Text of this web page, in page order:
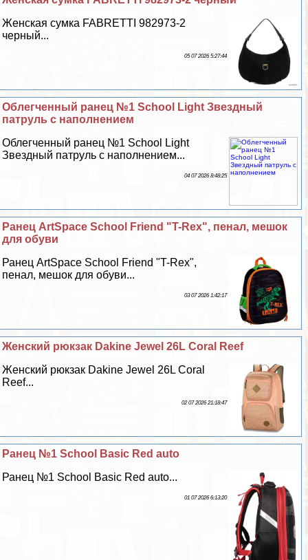
Женская сумка FABRETTI 982973-2
черный...
05 07 2026 5:27:44
Облегченный ранец №1 School Light Звездный
патруль с наполнением
Облегченный ранец №1 School Light
Звездный патруль с наполнением...
04 07 2026 8:48:25
Ранец ArtSpace School Friend "T-Rex", пенал, мешок
для обуви
Ранец ArtSpace School Friend "T-Rex",
пенал, мешок для обуви...
03 07 2026 1:42:17
Женский рюкзак Dakine Jewel 26L Coral Reef
Женский рюкзак Dakine Jewel 26L Coral
Reef...
02 07 2026 21:18:47
Ранец №1 School Basic Red auto
Ранец №1 School Basic Red auto...
01 07 2026 6:13:20